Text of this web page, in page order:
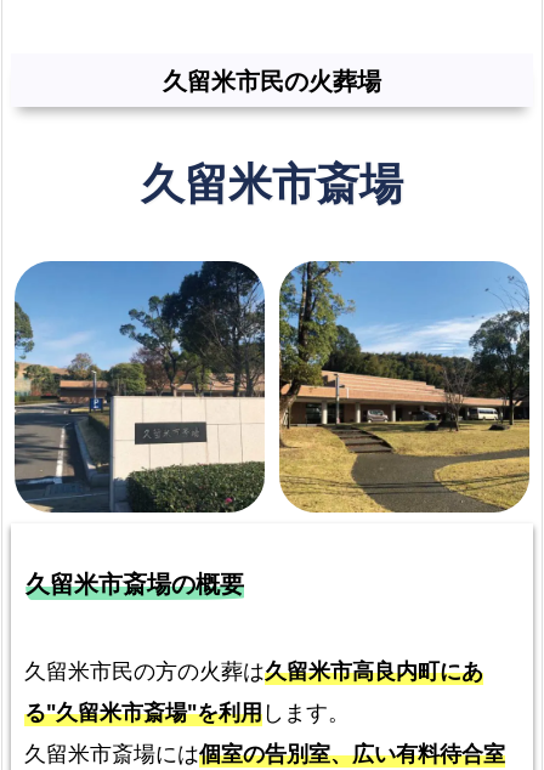
久留米市民の火葬場
久留米市斎場
久留米市斎場の概要
久留米市民の方の火葬は久留米市高良内町にあ
る"久留米市斎場"を利用します。
久留米市斎場には個室の告別室、広い有料待合室